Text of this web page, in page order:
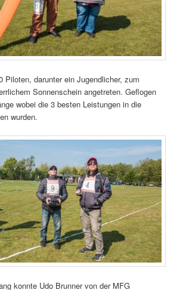
Piloten, darunter ein Jugendlicher, zum
Sonnenschein angetreten. Geflogen
wobei die 3 besten Leistungen in die
wurden.
konnte Udo Brunner von der MFG